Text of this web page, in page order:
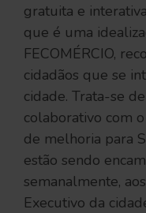
gratuita e
que é uma
FECOMÉRCIO,
cidadãos que se
cidade. Trata-se
colaborativo com
de melhoria para
estão sendo
semanalmente,
Executivo da